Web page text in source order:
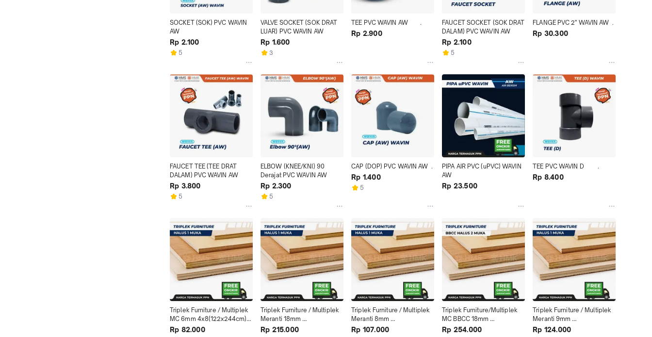
SOCKET (SOK) PVC WAVIN
AW
Rp 2.100
5
VALVE SOCKET (SOK DRAT
LUAR) PVC WAVIN AW
Rp 1.600
3
TEE PVC WAVIN AW        .
Rp 2.900
FAUCET SOCKET (SOK DRAT
DALAM) PVC WAVIN AW
Rp 2.100
5
FLANGE PVC 2" WAVIN AW  .
Rp 30.300
FAUCET TEE (TEE DRAT
DALAM) PVC WAVIN AW
Rp 3.800
5
ELBOW (KNEE/KNI) 90
Derajat PVC WAVIN AW
Rp 2.300
5
CAP (DOP) PVC WAVIN AW  .
Rp 1.400
5
PIPA AIR PVC (uPVC) WAVIN
AW
Rp 23.500
TEE PVC WAVIN D         .
Rp 8.400
Triplek Furniture / Multiplek
MC 6mm 4x8(122x244cm)-1
muka halus
Rp 82.000
Triplek Furniture / Multiplek
Meranti 18mm
4x8(122x244cm)-1 muka
Rp 215.000
Triplek Furniture / Multiplek
Meranti 8mm
4x8(122x244cm)-1 muka
Rp 107.000
Triplek Furniture/Multiplek
MC BBCC 18mm
4x8(122x244cm) - 2 muka
Rp 254.000
Triplek Furniture / Multiplek
Meranti 9mm
4x8(122x244cm)-1 muka
Rp 124.000